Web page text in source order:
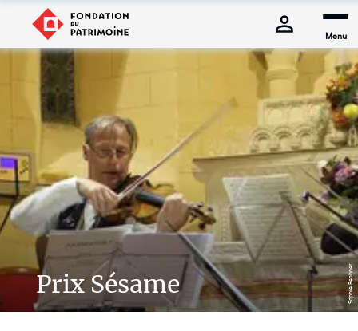
Menu
Sophie Rechner
Prix Sésame